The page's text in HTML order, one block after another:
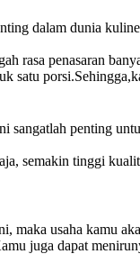
dalam dunia
rasa penasaran
satu
penting
semakin tinggi
maka usaha kamu
juga dapat